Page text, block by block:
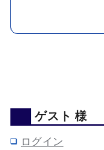
ゲスト 様
ログイン